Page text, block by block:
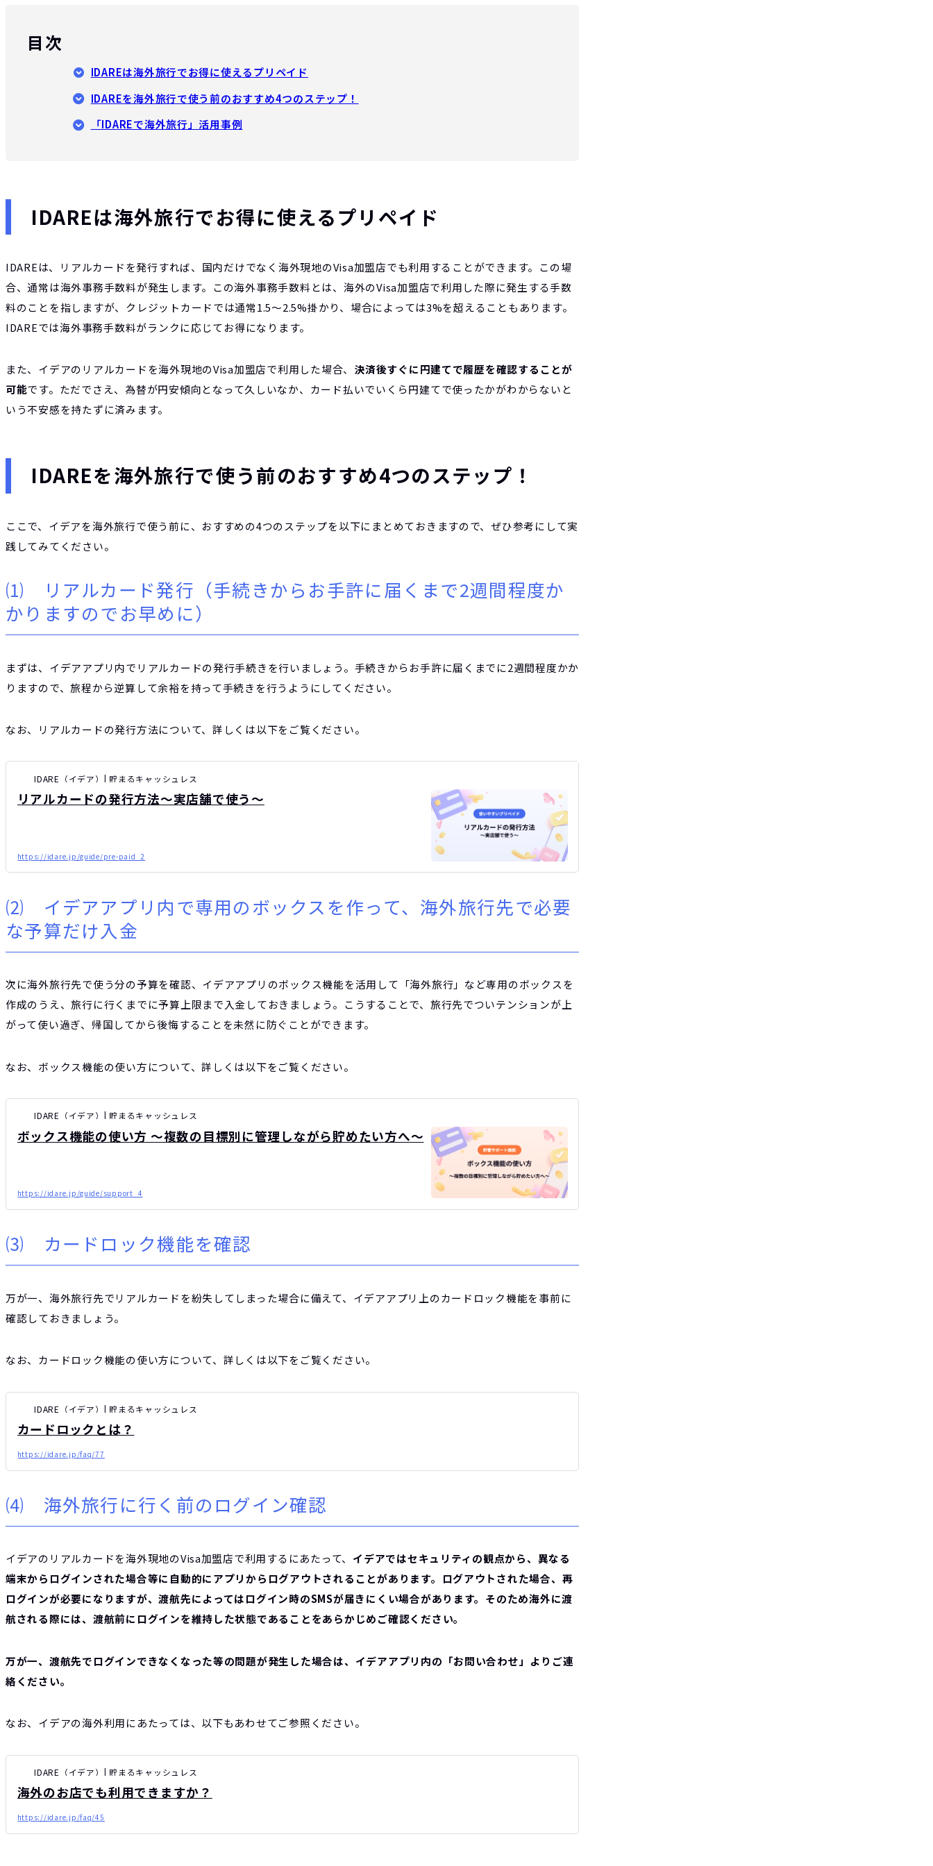
目次
IDAREは海外旅行でお得に使えるプリペイド
IDAREを海外旅行で使う前のおすすめ4つのステップ！
「IDAREで海外旅行」活用事例
IDAREは海外旅行でお得に使えるプリペイド
IDAREは、リアルカードを発行すれば、国内だけでなく海外現地のVisa加盟店でも利用することができます。この場
合、通常は海外事務手数料が発生します。この海外事務手数料とは、海外のVisa加盟店で利用した際に発生する手数
料のことを指しますが、クレジットカードでは通常1.5〜2.5%掛かり、場合によっては3%を超えることもあります。
IDAREでは海外事務手数料がランクに応じてお得になります。
また、イデアのリアルカードを海外現地のVisa加盟店で利用した場合、 決済後すぐに円建てで履歴を確認することが
可能です。ただでさえ、為替が円安傾向となって久しいなか、カード払いでいくら円建てで使ったかがわからないと
いう不安感を持たずに済みます。
IDAREを海外旅行で使う前のおすすめ4つのステップ！
ここで、イデアを海外旅行で使う前に、おすすめの4つのステップを以下にまとめておきますので、ぜひ参考にして実
践してみてください。
⑴ リアルカード発行（手続きからお手許に届くまで2週間程度か
かりますのでお早めに）
まずは、イデアアプリ内でリアルカードの発行手続きを行いましょう。手続きからお手許に届くまでに2週間程度かか
りますので、旅程から逆算して余裕を持って手続きを行うようにしてください。
なお、リアルカードの発行方法について、詳しくは以下をご覧ください。
IDARE（イデア）| 貯まるキャッシュレス
リアルカードの発行方法～実店舗で使う～
https://idare.jp/guide/pre-paid_2
⑵ イデアアプリ内で専用のボックスを作って、海外旅行先で必要
な予算だけ入金
次に海外旅行先で使う分の予算を確認、イデアアプリのボックス機能を活用して「海外旅行」など専用のボックスを
作成のうえ、旅行に行くまでに予算上限まで入金しておきましょう。こうすることで、旅行先でついテンションが上
がって使い過ぎ、帰国してから後悔することを未然に防ぐことができます。
なお、ボックス機能の使い方について、詳しくは以下をご覧ください。
IDARE（イデア）| 貯まるキャッシュレス
ボックス機能の使い方 ～複数の目標別に管理しながら貯めたい方へ〜
https://idare.jp/guide/support_4
⑶ カードロック機能を確認
万が一、海外旅行先でリアルカードを紛失してしまった場合に備えて、イデアアプリ上のカードロック機能を事前に
確認しておきましょう。
なお、カードロック機能の使い方について、詳しくは以下をご覧ください。
IDARE（イデア）| 貯まるキャッシュレス
カードロックとは？
https://idare.jp/faq/77
⑷ 海外旅行に行く前のログイン確認
イデアのリアルカードを海外現地のVisa加盟店で利用するにあたって、 イデアではセキュリティの観点から、異なる
端末からログインされた場合等に自動的にアプリからログアウトされることがあります。ログアウトされた場合、再
ログインが必要になりますが、渡航先によってはログイン時のSMSが届きにくい場合があります。そのため海外に渡
航される際には、渡航前にログインを維持した状態であることをあらかじめご確認ください。
万が一、渡航先でログインできなくなった等の問題が発生した場合は、イデアアプリ内の「お問い合わせ」よりご連
絡ください。
なお、イデアの海外利用にあたっては、以下もあわせてご参照ください。
IDARE（イデア）| 貯まるキャッシュレス
海外のお店でも利用できますか？
https://idare.jp/faq/45